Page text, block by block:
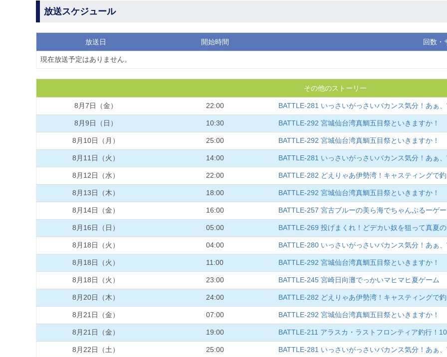
放送スケジュール
放送日 開始時間 回数・
現在放送予定はありません。
その他のストーリー
8月7日（金） 22:00 BATTLE-281 いっさいがっさいバカンス気分！あぁ
8月9日（日） 10:30 BATTLE-292 宮城仙台湾真鯛五目祭といきますか！
8月10日（月） 25:00 BATTLE-292 宮城仙台湾真鯛五目祭といきますか！
8月11日（火） 14:00 BATTLE-281 いっさいがっさいバカンス気分！あぁ
8月12日（水） 22:00 BATTLE-282 どえりゃあ伊勢湾！キャスティングで
8月13日（木） 18:00 BATTLE-292 宮城仙台湾真鯛五目祭といきますか！
8月14日（金） 16:00 BATTLE-257 宮古ブルーの美ら海でちゃんぷるーゲ
8月16日（日） 05:00 BATTLE-269 投げまくれ！どデカい奴を狙って真夏
8月18日（火） 04:00 BATTLE-280 いっさいがっさいバカンス気分！あぁ
8月18日（火） 11:00 BATTLE-292 宮城仙台湾真鯛五目祭といきますか！
8月18日（火） 23:00 BATTLE-245 宮崎日向灘でっかいマヒマヒ夏ゲーム
8月20日（木） 24:00 BATTLE-282 どえりゃあ伊勢湾！キャスティングで
8月21日（金） 07:00 BATTLE-292 宮城仙台湾真鯛五目祭といきますか！
8月21日（金） 19:00 BATTLE‐211 アラスカ・ラストフロンティア釣行！
8月22日（土） 25:00 BATTLE-281 いっさいがっさいバカンス気分！あぁ